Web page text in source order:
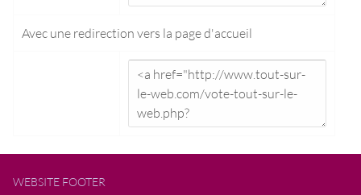
Avec une redirection vers la page d'accueil
WEBSITE FOOTER